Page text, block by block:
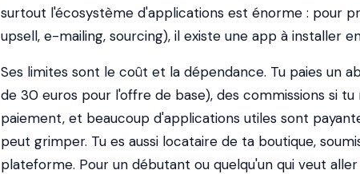
surtout l'écosystème d'applications est énorme : pour
upsell, e-mailing, sourcing), il existe une app à installer
Ses limites sont le coût et la dépendance. Tu paies un
de 30 euros pour l'offre de base), des commissions si tu
paiement, et beaucoup d'applications utiles sont
peut grimper. Tu es aussi locataire de ta boutique,
plateforme. Pour un débutant ou quelqu'un qui veut